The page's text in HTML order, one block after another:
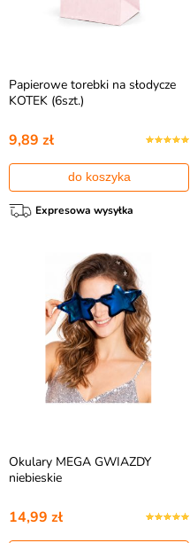
Papierowe torebki na słodycze
KOTEK (6szt.)
9,89 zł
do koszyka
Expresowa wysyłka
Okulary MEGA GWIAZDY
niebieskie
14,99 zł